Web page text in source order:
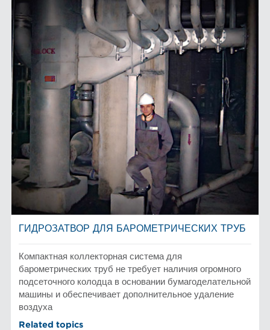
ГИДРОЗАТВОР ДЛЯ БАРОМЕТРИЧЕСКИХ ТРУБ
Компактная коллекторная система для
барометрических труб не требует наличия огромного
подсеточного колодца в основании бумагоделательной
машины и обеспечивает дополнительное удаление
воздуха
Related topics